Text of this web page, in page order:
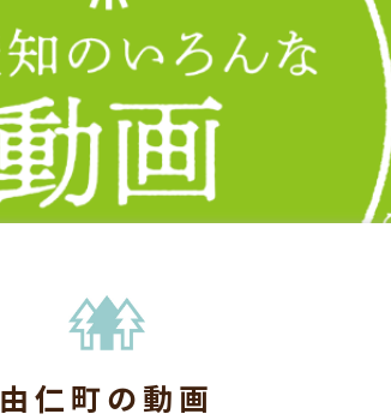
由仁町の動画